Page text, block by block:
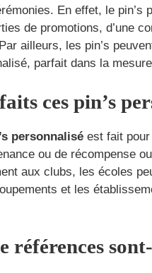
En effet, le
de promotions, d’une
ailleurs, les pin’s
parfait dans la
ces pin’s
personnalisé est fait
ou de récompense
aux clubs, les écoles
et les
références